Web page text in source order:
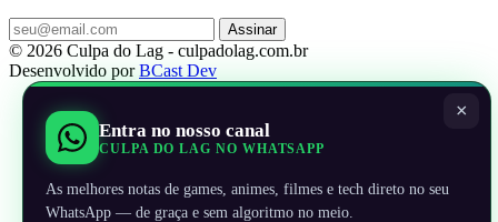
Assinar
© 2026 Culpa do Lag - culpadolag.com.br
Desenvolvido porBCast Dev
×
Entra no nosso canal
CULPA DO LAG NO WHATSAPP
As melhores notas de games, animes, filmes e tech direto no seu
WhatsApp — de graça e sem algoritmo no meio.